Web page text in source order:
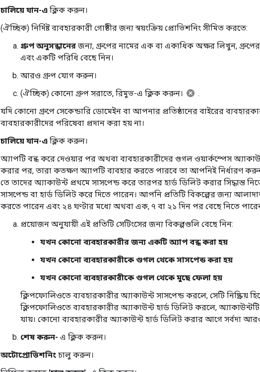
চালিয়ে যান-এ ক্লিক করুন।
(ঐচ্ছিক) নির্দিষ্ট ব্যবহারকারী গোষ্ঠীর জন্য স্বয়ংক্রিয় প্রোভিশনিং সীমিত করতে:
গ্রুপ অনুসন্ধানেরজন্য, গ্রুপের নামের এক বা একাধিক অক্ষর লিখুন, গ্রুপের
এবং একটি পরিধি বেছে নিন।
আরও গ্রুপ যোগ করুন।
(ঐচ্ছিক) কোনো গ্রুপ সরাতে, রিমুভ-এ ক্লিক করুন।
.
যদি কোনো গ্রুপে সেকেন্ডারি ডোমেইন বা আপনার প্রতিষ্ঠানের বাইরের
ব্যবহারকারীদের পরিষেবা প্রদান করা হয় না।
চালিয়ে যান-এ ক্লিক করুন।
অ্যাপটি বন্ধ করে দেওয়ার পর অথবা ব্যবহারকারীদের গুগল ওয়ার্কস্পেস
করার পর, তারা কতক্ষণ অ্যাপটি ব্যবহার করতে পারবে তা আপনিই নির্ধারণ
তে তাদের অ্যাকাউন্ট প্রথমে সাসপেন্ড করে তারপর হার্ড ডিলিট করার সিদ্ধান্ত
সাসপেন্ড বা হার্ড ডিলিট করে দিতে পারেন। আপনি প্রতিটি বিকল্পের জন্য
করতে পারেন এবং ২৪ ঘণ্টার মধ্যে অথবা এক, ৭ বা ২১ দিন পর বেছে নিতে
প্রয়োজন অনুযায়ী এই প্রতিটি সেটিংসের জন্য বিকল্পগুলি বেছে নিন:
যখন কোনো ব্যবহারকারীর জন্য একটি অ্যাপ বন্ধ করা হয়
যখন কোনো ব্যবহারকারীকে গুগল থেকে সাসপেন্ড করা হয়
যখন কোনো ব্যবহারকারীকে গুগল থেকে মুছে ফেলা হয়
ক্লিপফোলিওতে ব্যবহারকারীর অ্যাকাউন্ট সাসপেন্ড করলে, সেটি নিষ্ক্রিয়
ক্লিপফোলিওতে ব্যবহারকারীর অ্যাকাউন্ট হার্ড ডিলিট করলে,
যায়। কোনো ব্যবহারকারীর অ্যাকাউন্ট হার্ড ডিলিট করার আগে সর্বদা
শেষ করুন- এ ক্লিক করুন।
অটোপ্রোভিশনিং চালু করুন।